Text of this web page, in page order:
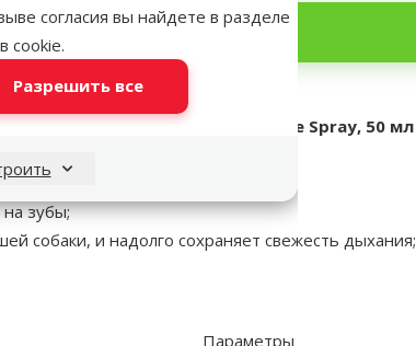
согласия вы найдете в разделе
cookie.
Разрешить все
мл
Добавить в корзину
для собак – TRIXIE Dental Hygiene Spray, 50 мл
зубы;
собаки, и надолго сохраняет свежесть дыхания;
Параметры